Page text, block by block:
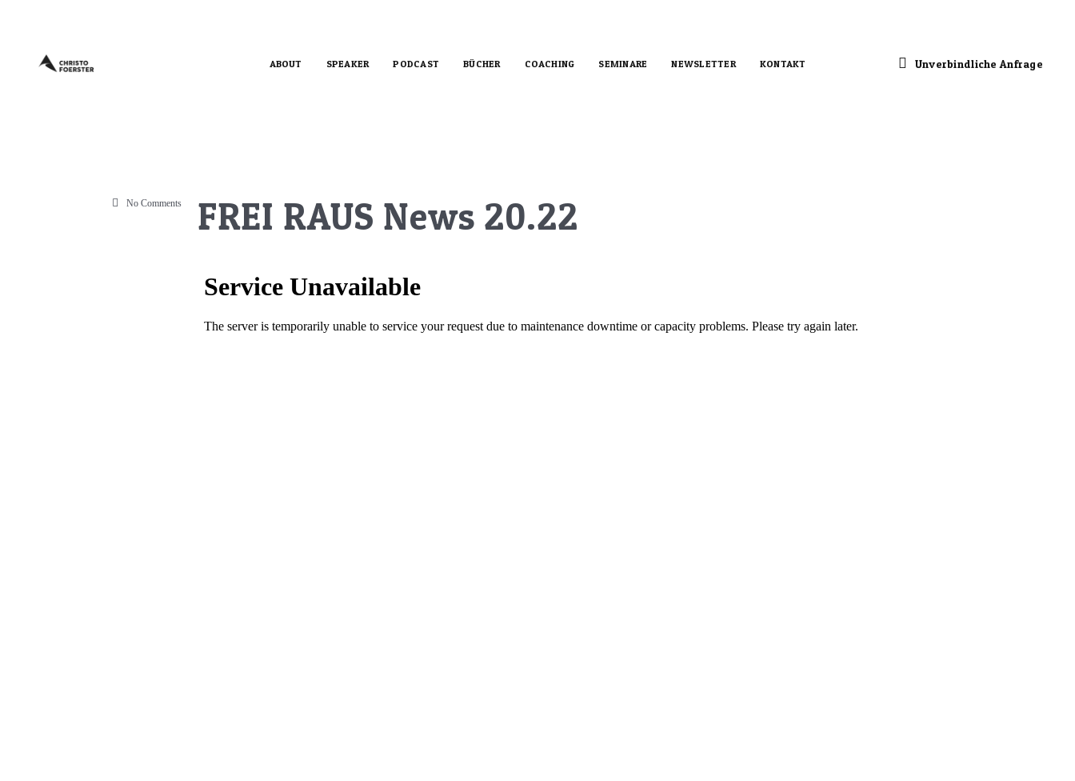
ABOUT SPEAKER PODCAST BÜCHER COACHING SEMINARE NEWSLETTER KONTAKT Unverbindliche Anfrage
No Comments FREI RAUS News 20.22